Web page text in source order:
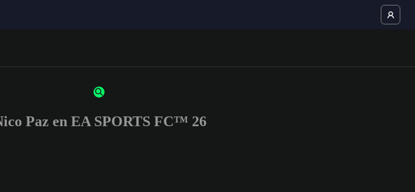
3 caracteres o números
Paz en EA SPORTS FC™ 26